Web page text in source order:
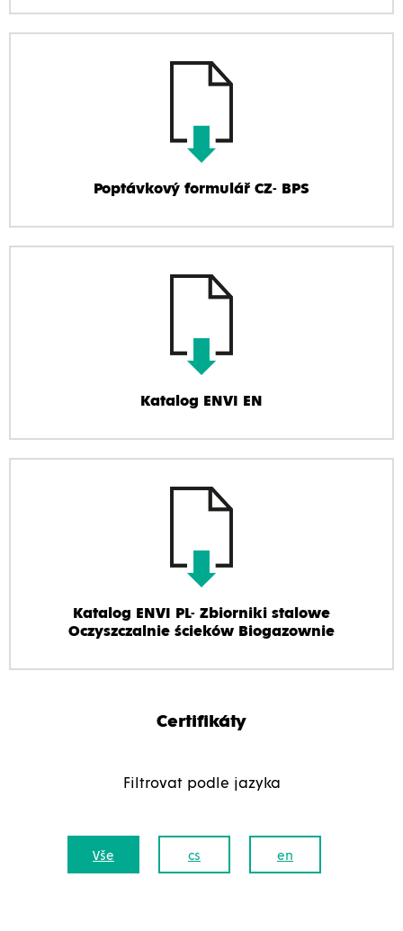
Poptávkový formulář CZ- BPS
Katalog ENVI EN
Katalog ENVI PL- Zbiorniki stalowe
Oczyszczalnie ścieków Biogazownie
Certifikáty
Filtrovat podle jazyka
Vše cs en